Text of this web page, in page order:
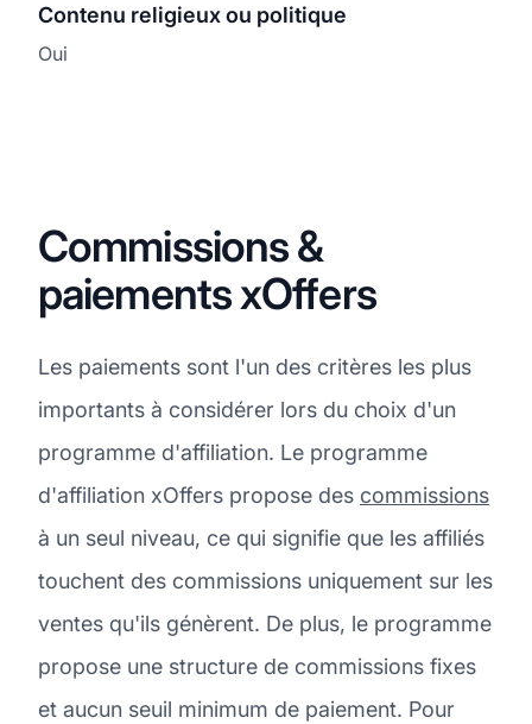
Contenu religieux ou politique
Oui
Commissions &
paiements xOffers
Les paiements sont l'un des critères les plus
importants à considérer lors du choix d'un
programme d'affiliation. Le programme
d'affiliation xOffers propose des commissions
à un seul niveau, ce qui signifie que les affiliés
touchent des commissions uniquement sur les
ventes qu'ils génèrent. De plus, le programme
propose une structure de commissions fixes
et aucun seuil minimum de paiement. Pour